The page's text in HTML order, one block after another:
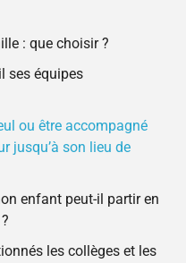
: que choisir ?
ses équipes
ou être accompagné
jusqu’à son lieu de
enfant peut-il partir en
les collèges et les